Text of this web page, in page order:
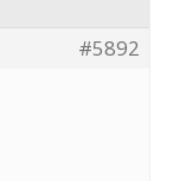
#5892